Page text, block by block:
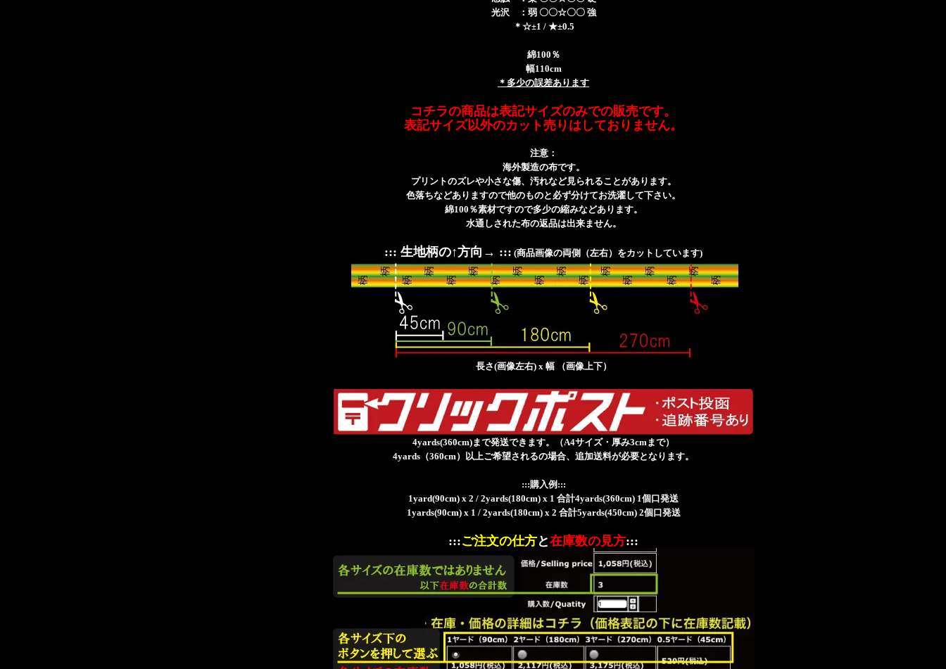
光沢 ：弱 〇〇☆〇〇 強
＊☆±1 / ★±0.5
綿100％
幅110cm
＊多少の誤差あります
コチラの商品は表記サイズのみでの販売です。
表記サイズ以外のカット売りはしておりません。
注意：
海外製造の布です。
プリントのズレや小さな傷、汚れなど見られることがあります。
色落ちなどありますので他のものと必ず分けてお洗濯して下さい。
綿100％素材ですので多少の縮みなどあります。
水通しされた布の返品は出来ません。
::: 生地柄の↑方向→ ::: (商品画像の両側（左右）をカットしています)
長さ(画像左右) x 幅 （画像上下）
4yards(360cm)まで発送できます。（A4サイズ・厚み3cmまで）
4yards（360cm）以上ご希望されるの場合、追加送料が必要となります。
:::購入例:::
1yard(90cm) x 2 / 2yards(180cm) x 1 合計4yards(360cm) 1個口発送
1yards(90cm) x 1 / 2yards(180cm) x 2 合計5yards(450cm) 2個口発送
:::ご注文の仕方と在庫数の見方:::